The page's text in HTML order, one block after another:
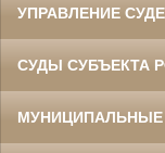
УПРАВЛЕНИЕ
СУДЫ СУБЪЕКТА